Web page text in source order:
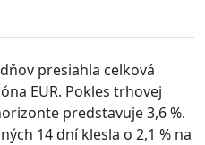
presiahla celková
EUR. Pokles trhovej
predstavuje 3,6 %.
14 dní klesla o 2,1 % na